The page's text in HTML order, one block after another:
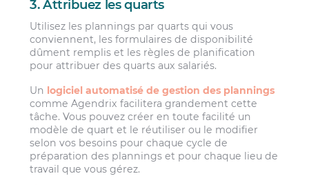
3. Attribuez les quarts
Utilisez les plannings par quarts qui vous
conviennent, les formulaires de disponibilité
dûment remplis et les règles de planification
pour attribuer des quarts aux salariés.
Un logiciel automatisé de gestion des plannings
comme Agendrix facilitera grandement cette
tâche. Vous pouvez créer en toute facilité un
modèle de quart et le réutiliser ou le modifier
selon vos besoins pour chaque cycle de
préparation des plannings et pour chaque lieu de
travail que vous gérez.